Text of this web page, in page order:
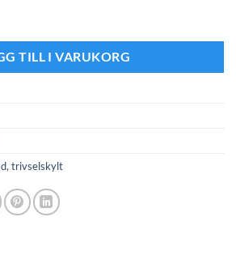
TILL I VARUKORG
, trivselskylt